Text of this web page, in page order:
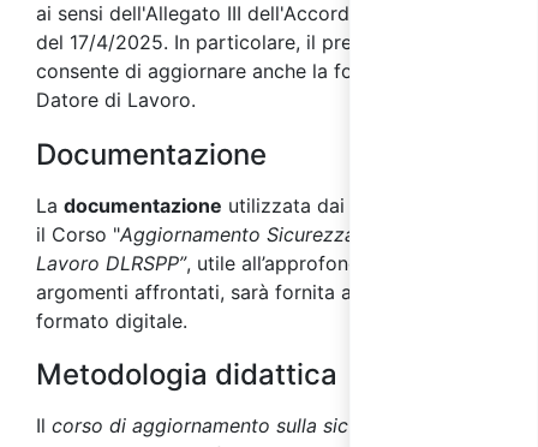
ai sensi dell'Allegato III dell'Accordo Stato Regioni
del 17/4/2025. In particolare, il presente corso
consente di aggiornare anche la formazione come
Datore di Lavoro.
Documentazione
La documentazione utilizzata dai docenti durante
il Corso "Aggiornamento Sicurezza per Datori di
Lavoro DLRSPP”, utile all’approfondimento degli
argomenti affrontati, sarà fornita ai partecipanti in
formato digitale.
Metodologia didattica
Il corso di aggiornamento sulla sicurezza per DL